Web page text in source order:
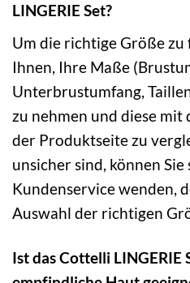
LINGERIE Set?
Um die richtige Größe
Ihnen, Ihre Maße
Unterbrustumfang,
zu nehmen und diese
der Produktseite zu
unsicher sind, können
Kundenservice wenden,
Auswahl der richtigen
Ist das Cottelli LINGERIE